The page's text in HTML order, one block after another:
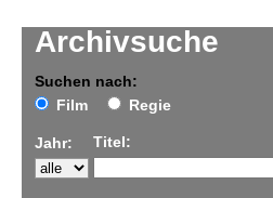
Archivsuche
Suchen nach:
Film
Regie
Jahr: Titel: